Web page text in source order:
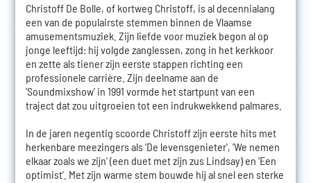
Christoff De Bolle, of kortweg Christoff, is al decennialang
een van de populairste stemmen binnen de Vlaamse
amusementsmuziek. Zijn liefde voor muziek begon al op
jonge leeftijd: hij volgde zanglessen, zong in het kerkkoor
en zette als tiener zijn eerste stappen richting een
professionele carrière. Zijn deelname aan de
'Soundmixshow' in 1991 vormde het startpunt van een
traject dat zou uitgroeien tot een indrukwekkend palmares.
In de jaren negentig scoorde Christoff zijn eerste hits met
herkenbare meezingers als 'De levensgenieter', 'We nemen
elkaar zoals we zijn' (een duet met zijn zus Lindsay) en 'Een
optimist'. Met zijn warme stem bouwde hij al snel een sterke